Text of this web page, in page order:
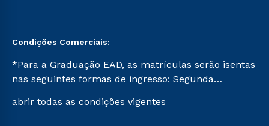
Condições Comerciais:
*Para a Graduação EAD, as matrículas serão isentas
nas seguintes formas de ingresso: Segunda
Já para as demais, a taxa de matrícula será de R$
abrir todas as condições vigentes